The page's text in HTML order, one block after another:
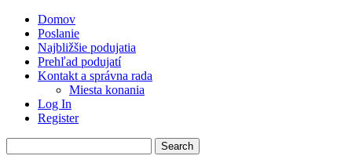
Domov
Poslanie
Najbližšie podujatia
Prehľad podujatí
Kontakt a správna rada
Miesta konania
Log In
Register